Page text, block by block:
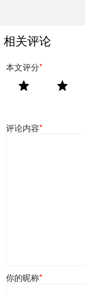
相关评论
本文评分*
评论内容*
你的昵称*